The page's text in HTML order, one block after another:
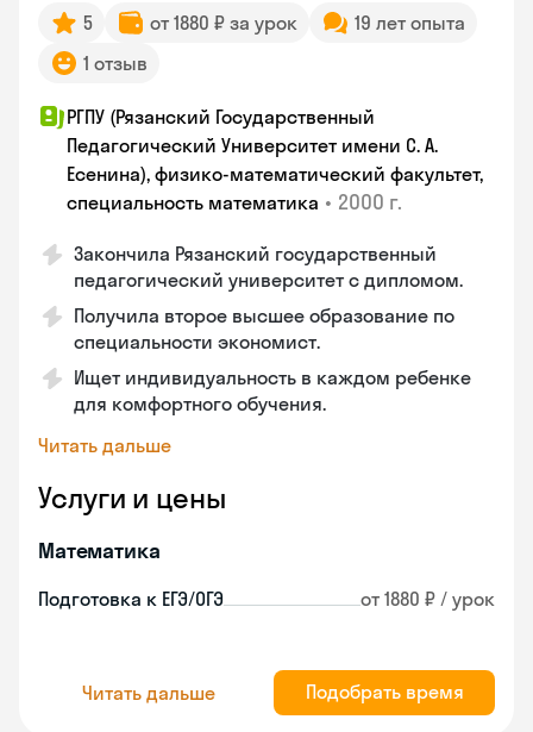
5 от 1880 ₽ за урок
19 лет опыта
1 отзыв
РГПУ (Рязанский Государственный
Педагогический Университет имени С. А.
Есенина), физико-математический факультет,
специальность математика • 2000 г.
Закончилa Рязанский государственный
педагогический университет с дипломом.
Получила второе высшее образование по
специальности экономист.
Ищет индивидуальность в каждом ребенке
для комфортного обучения.
Читать дальше
Услуги и цены
Математика
Подготовка к ЕГЭ/ОГЭ от 1880 ₽ / урок
Читать дальше Подобрать время